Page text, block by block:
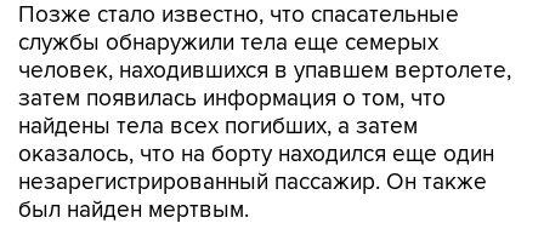
Позже стало известно, что спасательные
службы обнаружили тела еще семерых
человек, находившихся в упавшем вертолете,
затем появилась информация о том, что
найдены тела всех погибших, а затем
оказалось, что на борту находился еще один
незарегистрированный пассажир. Он также
был найден мертвым.